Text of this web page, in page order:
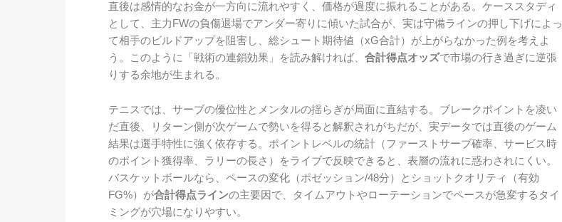
直後は感情的なお金が一方向に流れやすく、価格が過度に振れることがある。ケーススタディ
として、主力FWの負傷退場でアンダー寄りに傾いた試合が、実は守備ラインの押し下げによっ
て相手のビルドアップを阻害し、総シュート期待値（xG合計）が上がらなかった例を考えよ
う。このように「戦術の連鎖効果」を読み解ければ、 合計得点オッズで市場の行き過ぎに逆張
りする余地が生まれる。
テニスでは、サーブの優位性とメンタルの揺らぎが局面に直結する。ブレークポイントを凌い
だ直後、リターン側が次ゲームで勢いを得ると解釈されがちだが、実データでは直後のゲーム
結果は選手特性に強く依存する。ポイントレベルの統計（ファーストサーブ確率、サービス時
のポイント獲得率、ラリーの長さ）をライブで反映できると、表層の流れに惑わされにくい。
バスケットボールなら、ペースの変化（ポゼッション/48分）とショットクオリティ（有効
FG%）が合計得点ラインの主要因で、タイムアウトやローテーションでペースが急変するタイ
ミングが穴場になりやすい。